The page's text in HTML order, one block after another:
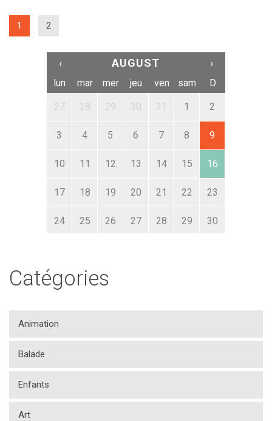
1 (current)
2
‹ AUGUST ›
lun mar mer jeu ven sam D
27 28 29 30 31 1 2
3 4 5 6 7 8 9
10 11 12 13 14 15 16
17 18 19 20 21 22 23
24 25 26 27 28 29 30
Catégories
Animation
Balade
Enfants
Art